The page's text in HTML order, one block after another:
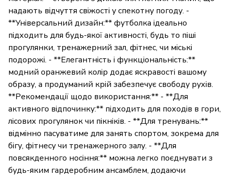
надають відчуття свіжості у спекотну погоду. -
**Універсальний дизайн:** футболка ідеально
підходить для будь-якої активності, будь то піші
прогулянки, тренажерний зал, фітнес, чи міські
подорожі. - **Елегантність і функціональність:**
модний оранжевий колір додає яскравості вашому
образу, а продуманий крій забезпечує свободу рухів.
**Рекомендації щодо використання:** - **Для
активного відпочинку:** підходить для походів в гори,
лісових прогулянок чи пікніків. - **Для тренувань:**
відмінно пасуватиме для занять спортом, зокрема для
бігу, фітнесу чи тренажерного залу. - **Для
повсякденного носіння:** можна легко поєднувати з
будь-яким гардеробним ансамблем, додаючи